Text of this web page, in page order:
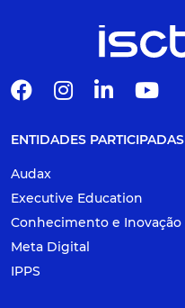
ENTIDADES PARTICIPADAS
Audax
Executive Education
Conhecimento e Inovação
Meta Digital
IPPS